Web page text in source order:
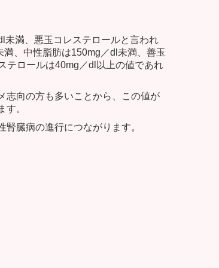
未満、悪玉コレステロールと言われ
、中性脂肪は150mg／dl未満、善玉
テロールは40mg／dl以上の値であれ
志向の方も多いことから、この値が
す。
臓病の進行につながります。